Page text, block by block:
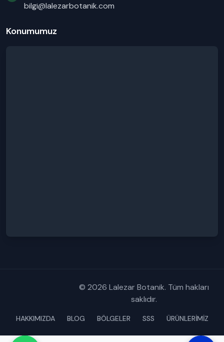
bilgi@lalezarbotanik.com
Konumumuz
© 2026 Lalezar Botanik. Tüm hakları
saklıdır.
HAKKIMIZDA BLOG BÖLGELER SSS ÜRÜNLERİMİZ